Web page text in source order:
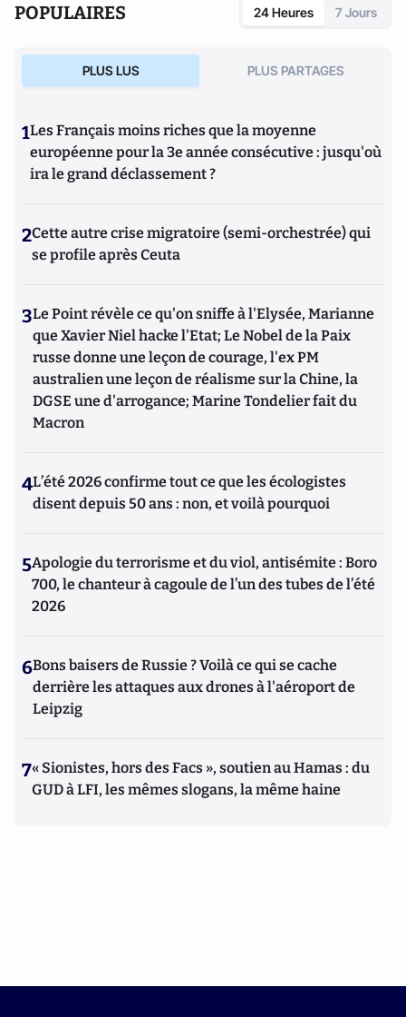
POPULAIRES 24 Heures 7 Jours
PLUS LUS PLUS PARTAGES
1Les Français moins riches que la moyenne
européenne pour la 3e année consécutive : jusqu'où
ira le grand déclassement ?
2Cette autre crise migratoire (semi-orchestrée) qui
se profile après Ceuta
3Le Point révèle ce qu'on sniffe à l'Elysée, Marianne
que Xavier Niel hacke l'Etat; Le Nobel de la Paix
russe donne une leçon de courage, l'ex PM
australien une leçon de réalisme sur la Chine, la
DGSE une d'arrogance; Marine Tondelier fait du
Macron
4L’été 2026 confirme tout ce que les écologistes
disent depuis 50 ans : non, et voilà pourquoi
5Apologie du terrorisme et du viol, antisémite : Boro
700, le chanteur à cagoule de l’un des tubes de l’été
2026
6Bons baisers de Russie ? Voilà ce qui se cache
derrière les attaques aux drones à l'aéroport de
Leipzig
7« Sionistes, hors des Facs », soutien au Hamas : du
GUD à LFI, les mêmes slogans, la même haine